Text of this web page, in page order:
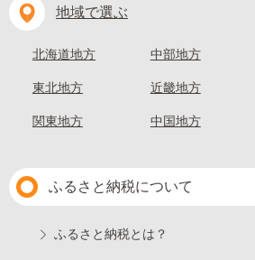
地域で選ぶ
北海道地方
東北地方
関東地方
中部地方
近畿地方
中国地方
ふるさと納税について
ふるさと納税とは？